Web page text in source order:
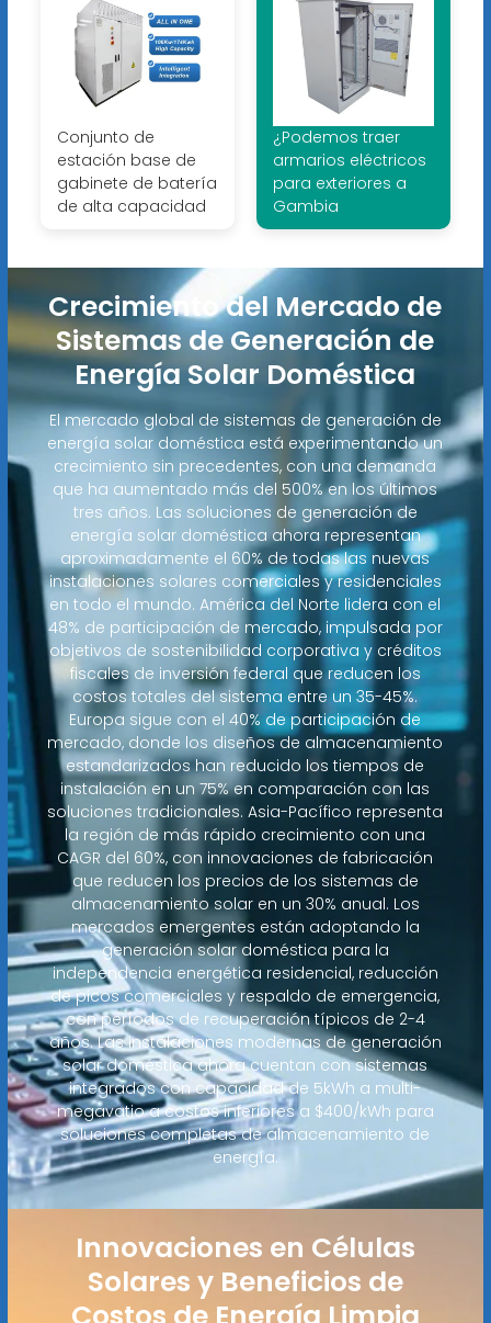
Conjunto de
estación base de
gabinete de batería
de alta capacidad
¿Podemos traer
armarios eléctricos
para exteriores a
Gambia
Crecimiento del Mercado de
Sistemas de Generación de
Energía Solar Doméstica
El mercado global de sistemas de generación de
energía solar doméstica está experimentando un
crecimiento sin precedentes, con una demanda
que ha aumentado más del 500% en los últimos
tres años. Las soluciones de generación de
energía solar doméstica ahora representan
aproximadamente el 60% de todas las nuevas
instalaciones solares comerciales y residenciales
en todo el mundo. América del Norte lidera con el
48% de participación de mercado, impulsada por
objetivos de sostenibilidad corporativa y créditos
fiscales de inversión federal que reducen los
costos totales del sistema entre un 35-45%.
Europa sigue con el 40% de participación de
mercado, donde los diseños de almacenamiento
estandarizados han reducido los tiempos de
instalación en un 75% en comparación con las
soluciones tradicionales. Asia-Pacífico representa
la región de más rápido crecimiento con una
CAGR del 60%, con innovaciones de fabricación
que reducen los precios de los sistemas de
almacenamiento solar en un 30% anual. Los
mercados emergentes están adoptando la
generación solar doméstica para la
independencia energética residencial, reducción
de picos comerciales y respaldo de emergencia,
con períodos de recuperación típicos de 2-4
años. Las instalaciones modernas de generación
solar doméstica ahora cuentan con sistemas
integrados con capacidad de 5kWh a multi-
megavatio a costos inferiores a $400/kWh para
soluciones completas de almacenamiento de
energía.
Innovaciones en Células
Solares y Beneficios de